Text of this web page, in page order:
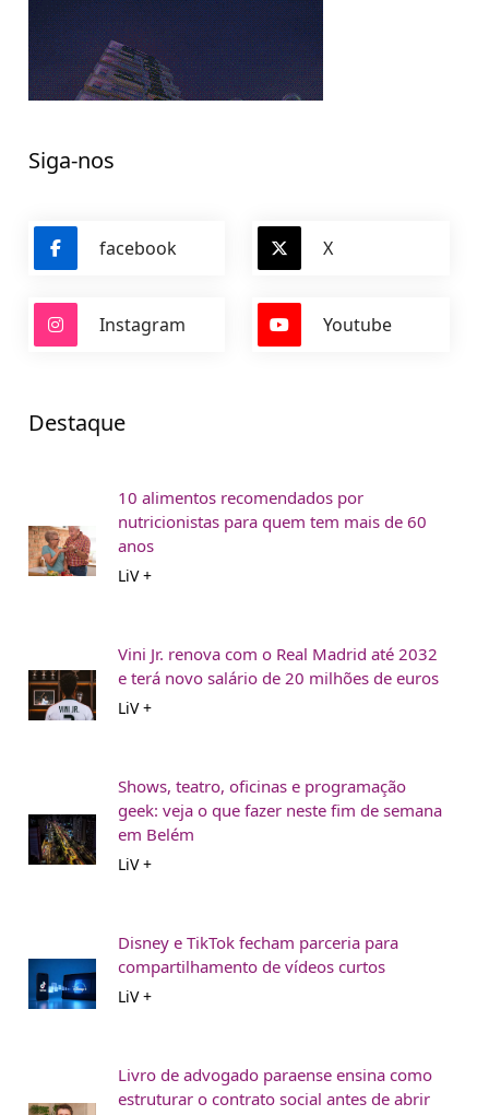
Siga-nos
facebook X
Instagram Youtube
Destaque
10 alimentos recomendados por
nutricionistas para quem tem mais de 60
anos
LiV +
Vini Jr. renova com o Real Madrid até 2032
e terá novo salário de 20 milhões de euros
LiV +
Shows, teatro, oficinas e programação
geek: veja o que fazer neste fim de semana
em Belém
LiV +
Disney e TikTok fecham parceria para
compartilhamento de vídeos curtos
LiV +
Livro de advogado paraense ensina como
estruturar o contrato social antes de abrir